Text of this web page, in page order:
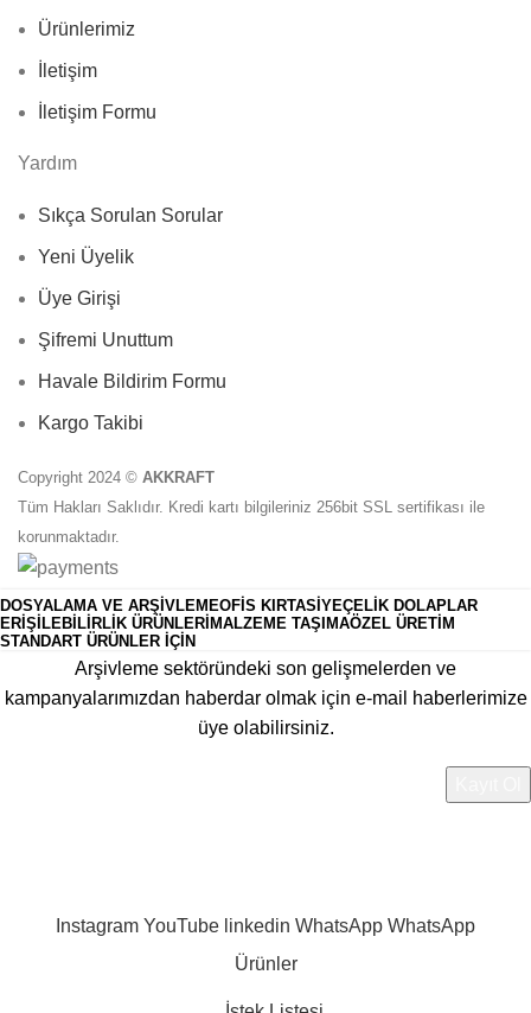
DOSYALAMA VE ARŞIVLEMEOFIS KIRTASIYEÇELIK DOLAPLAR
ERIŞILEBILIRLIK ÜRÜNLERIMALZEME TAŞIMAÖZEL ÜRETIM
STANDART ÜRÜNLER İÇIN
Ürünlerimiz
İletişim
İletişim Formu
Yardım
Sıkça Sorulan Sorular
Yeni Üyelik
Üye Girişi
Şifremi Unuttum
Havale Bildirim Formu
Kargo Takibi
Copyright 2024 © AKKRAFT
Tüm Hakları Saklıdır. Kredi kartı bilgileriniz 256bit SSL sertifikası ile
korunmaktadır.
En son haberler ve fırsatlar için katılın!
Arşivleme sektöründeki son gelişmelerden ve
kampanyalarımızdan haberdar olmak için e-mail haberlerimize
üye olabilirsiniz.
Instagram YouTube linkedin WhatsApp WhatsApp
Ürünler